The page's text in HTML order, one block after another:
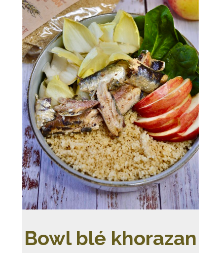
Bowl blé khorazan